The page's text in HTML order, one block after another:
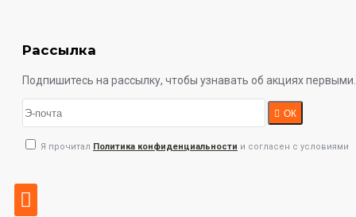
Рассылка
Подпишитесь на рассылку, чтобы узнавать об акциях первыми.
ОК
Я прочитал Политика конфиденциальности и согласен с условиями